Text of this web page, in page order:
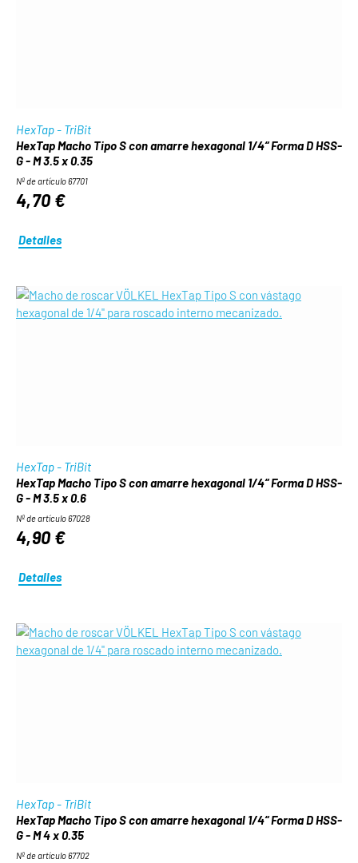
HexTap - TriBit
HexTap Macho Tipo S con amarre hexagonal 1/4“ Forma D HSS-
G - M 3.5 x 0.35
Nº de artículo 67701
4,70 €
Detalles
HexTap - TriBit
HexTap Macho Tipo S con amarre hexagonal 1/4“ Forma D HSS-
G - M 3.5 x 0.6
Nº de artículo 67028
4,90 €
Detalles
HexTap - TriBit
HexTap Macho Tipo S con amarre hexagonal 1/4“ Forma D HSS-
G - M 4 x 0.35
Nº de artículo 67702